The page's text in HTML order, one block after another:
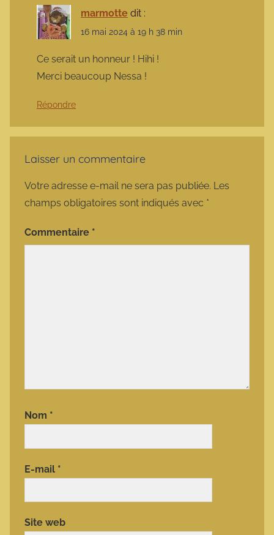
marmotte dit :
16 mai 2024 à 19 h 38 min
Ce serait un honneur ! Hihi !
Merci beaucoup Nessa !
Répondre
Laisser un commentaire
Votre adresse e-mail ne sera pas publiée. Les
champs obligatoires sont indiqués avec *
Commentaire *
Nom *
E-mail *
Site web